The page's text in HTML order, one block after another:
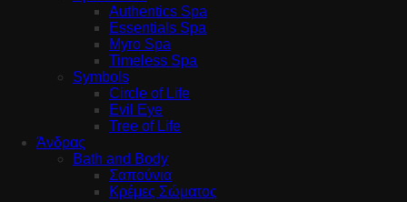
Authentics Spa
Essentials Spa
Myro Spa
Timeless Spa
Symbols
Circle of Life
Evil Eye
Tree of Life
Άνδρας
Bath and Body
Σαπούνια
Κρέμες Σώματος